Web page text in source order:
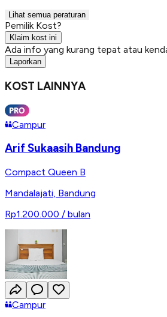
Lihat semua peraturan
Pemilik Kost?
Klaim kost ini
Ada info yang kurang tepat atau
Laporkan
KOST LAINNYA
Campur
Arif Sukaasih Bandung
Compact Queen B
Mandalajati, Bandung
Rp1.200.000 / bulan
Campur